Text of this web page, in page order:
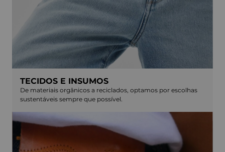
TECIDOS E INSUMOS
De materiais orgânicos a reciclados, optamos por escolhas
sustentáveis sempre que possível.